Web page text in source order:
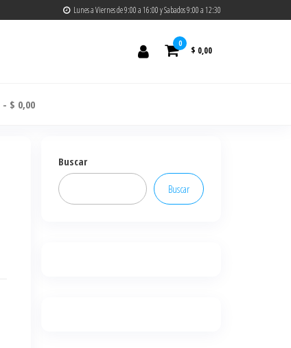
Lunes a Viernes de 9:00 a 16:00 y Sabados 9:00 a 12:30
0
$ 0,00
$ 0,00
Buscar
Buscar